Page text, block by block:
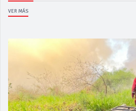
VER MÁS